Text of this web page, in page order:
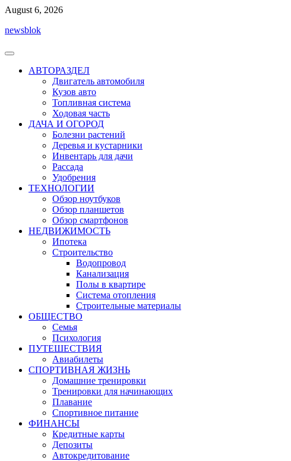
Перейти
содержимому
August 6, 2026
newsblok
АВТОРАЗДЕЛ
Двигатель автомобиля
Кузов авто
Топливная система
Ходовая часть
ДАЧА И ОГОРОД
Болезни растений
Деревья и кустарники
Инвентарь для дачи
Рассада
Удобрения
ТЕХНОЛОГИИ
Обзор ноутбуков
Обзор планшетов
Обзор смартфонов
НЕДВИЖИМОСТЬ
Ипотека
Строительство
Водопровод
Канализация
Полы в квартире
Система отопления
Строительные материалы
ОБЩЕСТВО
Семья
Психология
ПУТЕШЕСТВИЯ
Авиабилеты
СПОРТИВНАЯ ЖИЗНЬ
Домашние тренировки
Тренировки для начинающих
Плавание
Спортивное питание
ФИНАНСЫ
Кредитные карты
Депозиты
Автокредитование